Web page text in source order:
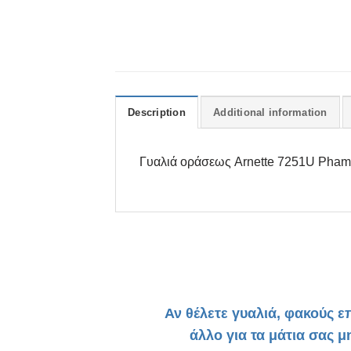
Description Additional information
Γυαλιά οράσεως Arnette 7251U
Αν θέλετε γυαλιά, φακούς
άλλο για τα μάτια σας